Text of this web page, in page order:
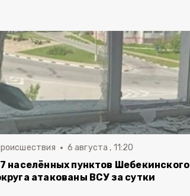
6 августа , 11:20
населённых пунктов Шебекинского
атакованы ВСУ за сутки